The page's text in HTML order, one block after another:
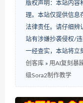
版权声明：本站内容
理。本站仅提供信息
法律责任。请仔细辨
站有涉嫌抄袭侵权/
一经查实，本站将立
创客库 » 用AI复刻暴
级Sora2制作教学